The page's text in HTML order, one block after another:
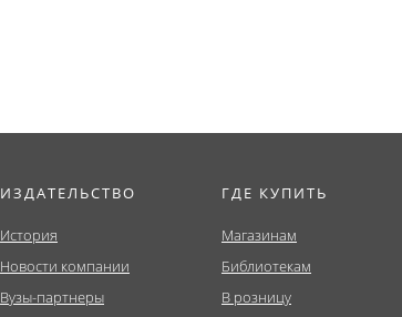
ИЗДАТЕЛЬСТВО
История
Новости компании
Вузы-партнеры
ГДЕ КУПИТЬ
Магазинам
Библиотекам
В розницу